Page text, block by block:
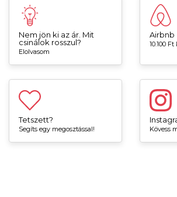
Nem jön ki az ár. Mit
csinálok rosszul?
Elolvasom
Airbnb
10.100
Tetszett?
Segíts egy megosztással! Kövess